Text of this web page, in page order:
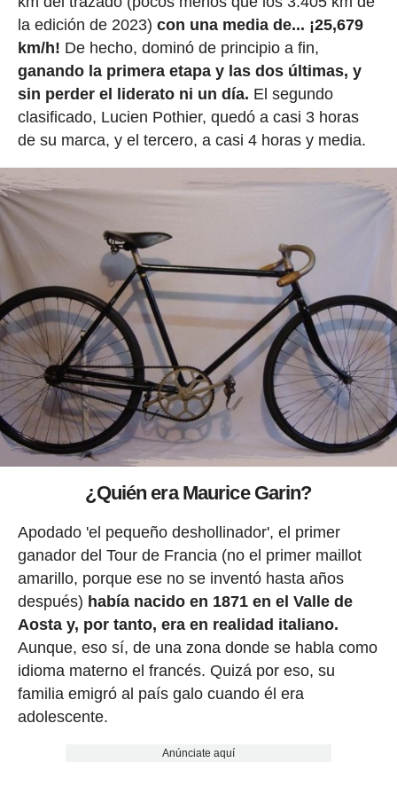
la edición de 2023) con una media de... ¡25,679
km/h! De hecho, dominó de principio a fin,
ganando la primera etapa y las dos últimas, y
sin perder el liderato ni un día. El segundo
clasificado, Lucien Pothier, quedó a casi 3 horas
de su marca, y el tercero, a casi 4 horas y media.
¿Quién era Maurice Garin?
Apodado 'el pequeño deshollinador', el primer
ganador del Tour de Francia (no el primer maillot
amarillo, porque ese no se inventó hasta años
después) había nacido en 1871 en el Valle de
Aosta y, por tanto, era en realidad italiano.
Aunque, eso sí, de una zona donde se habla como
idioma materno el francés. Quizá por eso, su
familia emigró al país galo cuando él era
adolescente.
Anúnciate aquí